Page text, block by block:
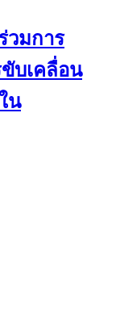
วมการ
บเคลื่อน
น